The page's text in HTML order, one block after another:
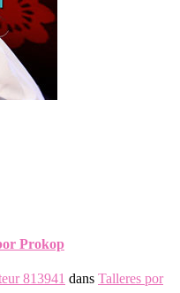
Prokop
813941 dans Talleres por